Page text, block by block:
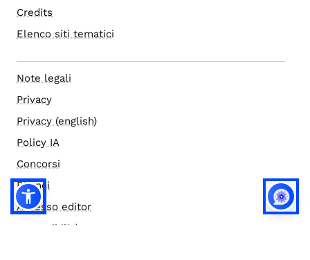
Credits
Elenco siti tematici
Note legali
Privacy
Privacy (english)
Policy IA
Concorsi
Bilanci
Accesso editor
Accessibilità